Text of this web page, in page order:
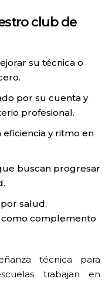
club de
su técnica o
por su cuenta y
profesional.
y ritmo en
buscan progresar
salud,
como complemento
técnica para
trabajan en